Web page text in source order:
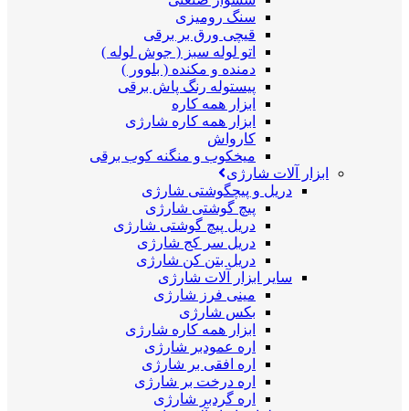
سنگ رومیزی
قیچی ورق بر برقی
اتو لوله سبز ( جوش لوله )
دمنده و مکنده ( بلوور )
پیستوله رنگ پاش برقی
ابزار همه کاره
ابزار همه کاره شارژی
کارواش
میخکوب و منگنه کوب برقی
ابزار آلات شارژی
دریل و پیچگوشتی شارژی
پیچ گوشتی شارژی
دریل پیچ گوشتی شارژی
دریل سر کج شارژی
دریل بتن کن شارژی
سایر ابزار آلات شارژی
مینی فرز شارژی
بکس شارژی
ابزار همه کاره شارژی
اره عمودبر شارژی
اره افقی بر شارژی
اره درخت بر شارژی
اره گردبر شارژی